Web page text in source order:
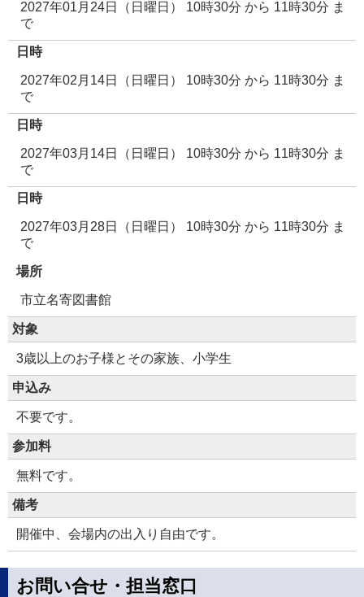
2027年01月24日（日曜日） 10時30分 から 11時30分 ま
で
日時
2027年02月14日（日曜日） 10時30分 から 11時30分 ま
で
日時
2027年03月14日（日曜日） 10時30分 から 11時30分 ま
で
日時
2027年03月28日（日曜日） 10時30分 から 11時30分 ま
で
場所
市立名寄図書館
対象
3歳以上のお子様とその家族、小学生
申込み
不要です。
参加料
無料です。
備考
開催中、会場内の出入り自由です。
お問い合せ・担当窓口